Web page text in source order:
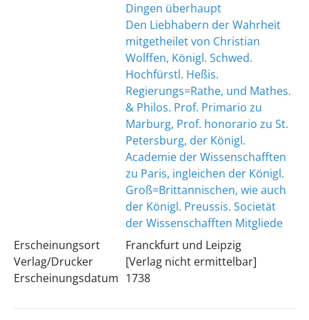
Dingen überhaupt
Den Liebhabern der Wahrheit
mitgetheilet von Christian
Wolffen, Königl. Schwed.
Hochfürstl. Heßis.
Regierungs=Rathe, und Mathes.
& Philos. Prof. Primario zu
Marburg, Prof. honorario zu St.
Petersburg, der Königl.
Academie der Wissenschafften
zu Paris, ingleichen der Königl.
Groß=Brittannischen, wie auch
der Königl. Preussis. Societät
der Wissenschafften Mitgliede
Erscheinungsort
Verlag/Drucker
Erscheinungsdatum
Franckfurt und Leipzig
[Verlag nicht ermittelbar]
1738